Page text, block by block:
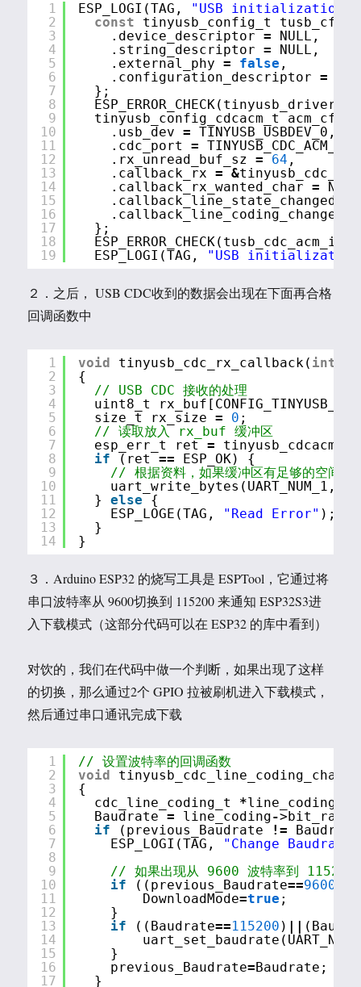
1
2
3
4
5
6
7
8
9
10
11
12
13
14
15
16
17
18
19
ESP_LOGI(TAG, "USB initialization"
const
tinyusb_config_t tusb_cfg
.device_descriptor =
NULL,
.string_descriptor =
NULL,
.external_phy = false ,
.configuration_descriptor =
};
tinyusb_config_cdcacm_t acm_cfg
.usb_dev =
TINYUSB_USBDEV_0,
.cdc_port =
TINYUSB_CDC_ACM_0,
.rx_unread_buf_sz = 64 ,
.callback_rx = &
.callback_rx_wanted_char =
.callback_line_state_changed
.callback_line_coding_changed
};
ESP_LOGI(TAG, "USB initialization
２．之后， USB CDC收到的数据会出现在下面再合格
回调函数中
1
2
3
4
5
6
7
8
9
10
11
12
13
14
void tinyusb_cdc_rx_callback( int
{
// USB CDC 接收的处理
uint8_t
size_t rx_size = 0 ;
// 读取放入 rx_buf 缓冲区
esp_err_t ret =
if
(ret ==
ESP_OK) {
// 根据资料，如果缓冲区有足够的空间，
} else
{
ESP_LOGE(TAG, "Read Error" );
}
}
３．Arduino ESP32 的烧写工具是 ESPTool，它通过将
串口波特率从 9600切换到 115200 来通知 ESP32S3进
入下载模式（这部分代码可以在 ESP32 的库中看到）
对饮的，我们在代码中做一个判断，如果出现了这样
的切换，那么通过2个 GPIO 拉被刷机进入下载模式，
然后通过串口通讯完成下载
1
2
3
4
5
6
7
8
9
10
11
12
13
14
15
16
17
// 设置波特率的回调函数
void
{
cdc_line_coding_t *line_coding
Baudrate = line_coding->bit_rate;
if
(previous_Baudrate !=
ESP_LOGI(TAG, "Change
// 如果出现从 9600 波特率到 115200
if
((previous_Baudrate==9600
DownloadMode=true ;
}
if
((Baudrate==115200 )
}
previous_Baudrate=Baudrate;
}